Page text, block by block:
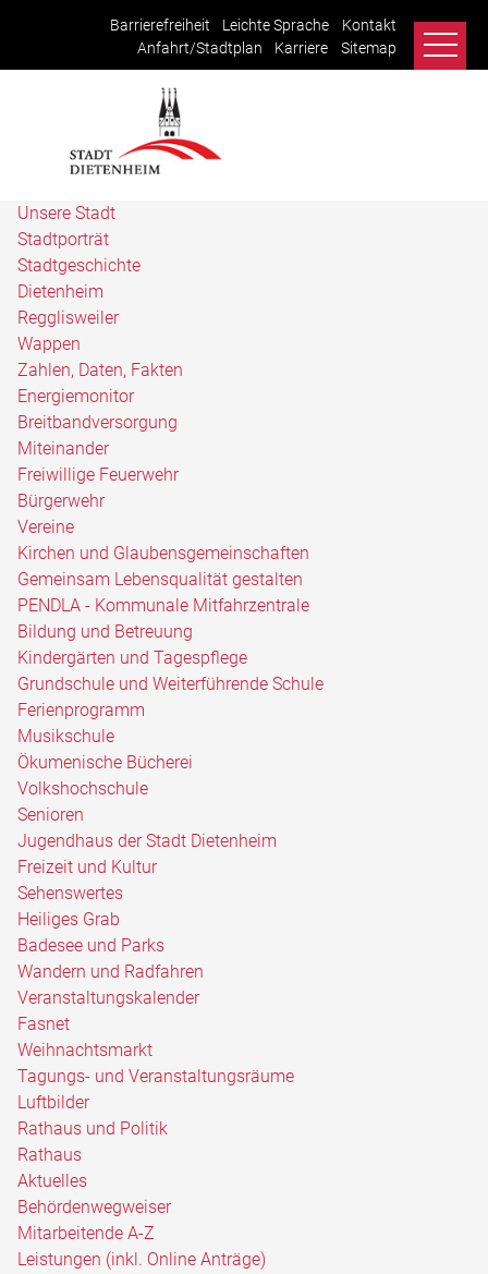
Barrierefreiheit Leichte Sprache
Kontakt
Anfahrt/Stadtplan
Karriere Sitemap
Unsere Stadt
Stadtporträt
Stadtgeschichte
Dietenheim
Regglisweiler
Wappen
Zahlen, Daten, Fakten
Energiemonitor
Breitbandversorgung
Miteinander
Freiwillige Feuerwehr
Bürgerwehr
Vereine
Kirchen und Glaubensgemeinschaften
Gemeinsam Lebensqualität gestalten
PENDLA - Kommunale Mitfahrzentrale
Bildung und Betreuung
Kindergärten und Tagespflege
Grundschule und Weiterführende Schule
Ferienprogramm
Musikschule
Ökumenische Bücherei
Volkshochschule
Senioren
Jugendhaus der Stadt Dietenheim
Freizeit und Kultur
Sehenswertes
Heiliges Grab
Badesee und Parks
Wandern und Radfahren
Veranstaltungskalender
Fasnet
Weihnachtsmarkt
Tagungs- und Veranstaltungsräume
Luftbilder
Rathaus und Politik
Rathaus
Aktuelles
Behördenwegweiser
Mitarbeitende A-Z
Leistungen (inkl. Online Anträge)